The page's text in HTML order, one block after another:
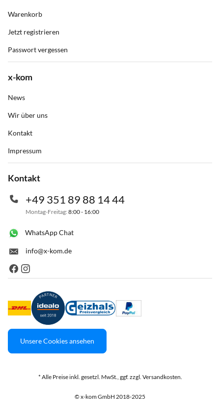
Warenkorb
Jetzt registrieren
Passwort vergessen
x-kom
News
Wir über uns
Kontakt
Impressum
Kontakt
+49 351 89 88 14 44
Montag-Freitag: 8:00 - 16:00
WhatsApp Chat
info@x-kom.de
Unsere Cookies ansehen
© x-kom GmbH 2018-2025
* Alle Preise inkl. gesetzl. MwSt., ggf. zzgl. Versandkosten.